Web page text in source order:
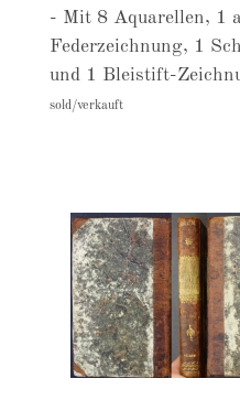
- Mit 8 Aquarellen, 1
Federzeichnung, 1
und 1 Bleistift-
sold/verkauft